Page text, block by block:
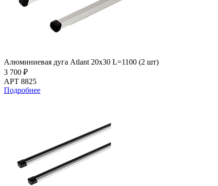
Алюминиевая дуга Atlant 20х30 L=1100 (2 шт)
3 700 ₽
АРТ 8825
Подробнее